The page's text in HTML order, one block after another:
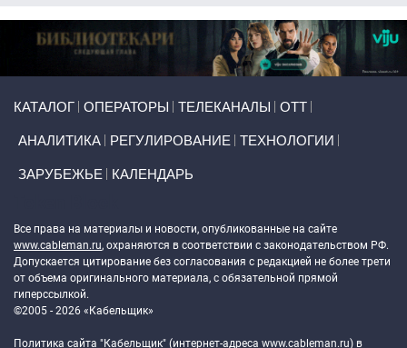
КАТАЛОГ ОПЕРАТОРЫ ТЕЛЕКАНАЛЫ ОТТ
АНАЛИТИКА РЕГУЛИРОВАНИЕ ТЕХНОЛОГИИ
ЗАРУБЕЖЬЕ КАЛЕНДАРЬ
Все права на материалы и новости, опубликованные на сайте
www.cableman.ru, охраняются в соответствии с законодательством РФ.
Допускается цитирование без согласования с редакцией не более трети
от объема оригинального материала, с обязательной прямой
гиперссылкой.
©2005 - 2026 «Кабельщик»
Политика сайта "Кабельщик" (интернет-адреса www.cableman.ru) в